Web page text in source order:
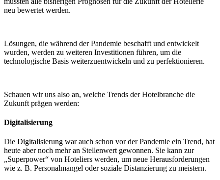
neu bewertet werden.
Lösungen, die während der Pandemie beschafft und entwickelt
wurden, werden zu weiteren Investitionen führen, um die
technologische Basis weiterzuentwickeln und zu perfektionieren.
Schauen wir uns also an, welche Trends der Hotelbranche die
Zukunft prägen werden:
Digitalisierung
Die Digitalisierung war auch schon vor der Pandemie ein Trend, hat
heute aber noch mehr an Stellenwert gewonnen. Sie kann zur
„Superpower“ von Hoteliers werden, um neue Herausforderungen
wie z. B. Personalmangel oder soziale Distanzierung zu meistern.